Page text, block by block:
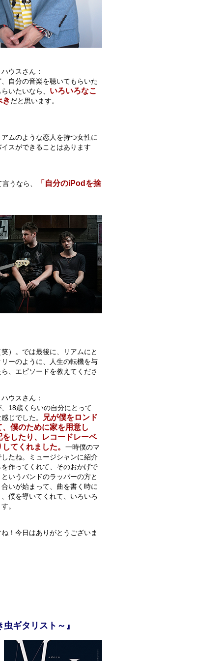
ウスさん：
自分の音楽を聴いてもらいた
いたいなら、 いろいろなこ
きだと思います。
ムのような恋人を持つ女性に
スができることはあります
うなら、 「自分のiPodを捨
）。では最後に、リアムにと
ーのように、人生の転機を与
、エピソードを教えてくださ
ウスさん：
18歳くらいの自分にとって
じでした。
兄が僕をロンド
僕のために家を用意し
したり、レコードレーベ
てくれました。 一時僕のマ
たね。ミュージシャンに紹介
作ってくれて、そのおかげで
いうバンドのラッパーの方と
いが始まって、曲を書く時に
僕を導いてくれて、いろいろ
。
！今日はありがとうございま
ギタリスト～』